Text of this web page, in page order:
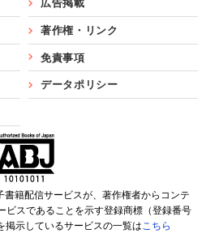
広告掲載
著作権・リンク
免責事項
データポリシー
籍配信サービスが、著作権者からコンテ
ビスであることを示す登録商標（登録番号
示しているサービスの一覧はこちら